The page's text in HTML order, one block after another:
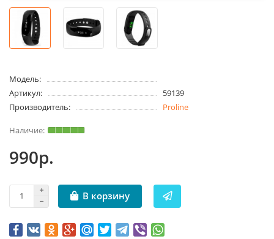
Модель:
Артикул:
59139
Производитель:
Proline
990р.
В корзину